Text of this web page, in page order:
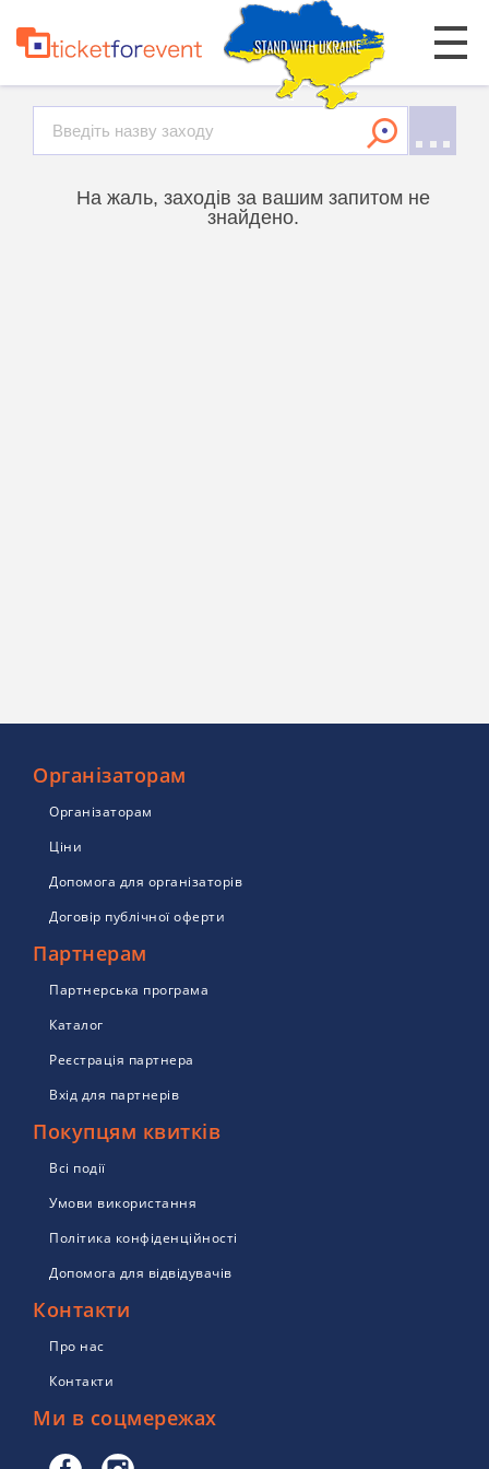
На жаль, заходів за вашим запитом не
знайдено.
Організаторам
Організаторам
Ціни
Допомога для організаторів
Договір публічної оферти
Партнерам
Партнерська програма
Каталог
Реєстрація партнера
Вхід для партнерів
Покупцям квитків
Всі події
Умови використання
Політика конфіденційності
Допомога для відвідувачів
Контакти
Про нас
Контакти
Ми в соцмережах